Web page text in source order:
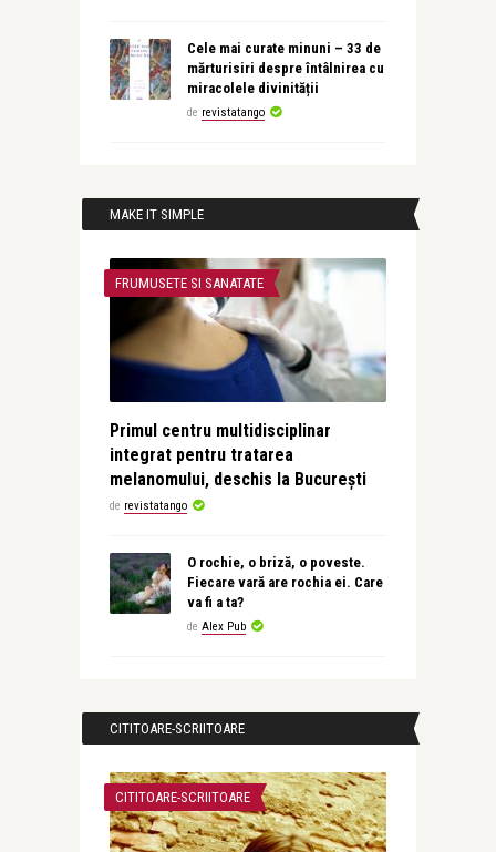
Cele mai curate minuni – 33 de
mărturisiri despre întâlnirea cu
miracolele divinității
de revistatango
MAKE IT SIMPLE
FRUMUSETE SI SANATATE
Primul centru multidisciplinar
integrat pentru tratarea
melanomului, deschis la București
de revistatango
O rochie, o briză, o poveste.
Fiecare vară are rochia ei. Care
va fi a ta?
de Alex Pub
CITITOARE-SCRIITOARE
CITITOARE-SCRIITOARE